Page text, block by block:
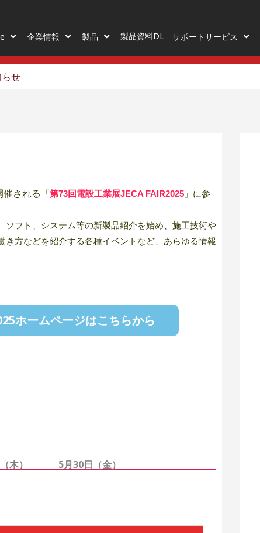
企業情報 製品 製品資料DL サポートサービス
せ
催される 「第73回電設工業展JECA FAIR2025 」に参
フト、システム等の新製品紹介を始め、施工技術や
方などを紹介する各種イベントなど、あらゆる情報
ホームページはこちらから
木） 5月30日（金）